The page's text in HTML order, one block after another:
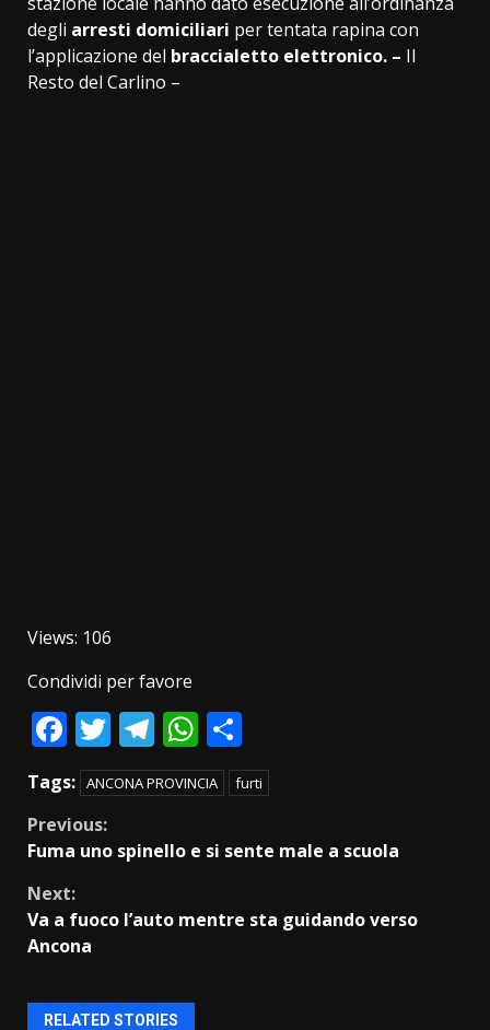
degli arresti domiciliari per tentata rapina con
l’applicazione del braccialetto elettronico. – Il
Resto del Carlino –
Views: 106
Condividi per favore
Facebook
Twitter
Telegram
WhatsApp
Tags: ANCONA PROVINCIA furti
Continue
Reading
Previous:
Fuma uno spinello e si sente male a scuola
Next:
Va a fuoco l’auto mentre sta guidando verso
Ancona
RELATED STORIES